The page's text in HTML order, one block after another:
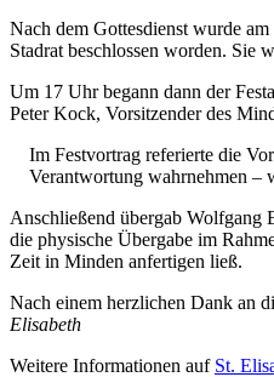
Nach dem Gottesdienst wurde
Stadrat beschlossen worden. Sie
Um 17 Uhr begann dann der
Peter Kock, Vorsitzender des
Im Festvortrag referierte die
Verantwortung wahrnehmen –
Anschließend übergab Wolfgang
die physische Übergabe im
Zeit in Minden anfertigen ließ.
Nach einem herzlichen Dank an
Elisabeth
Weitere Informationen auf St.